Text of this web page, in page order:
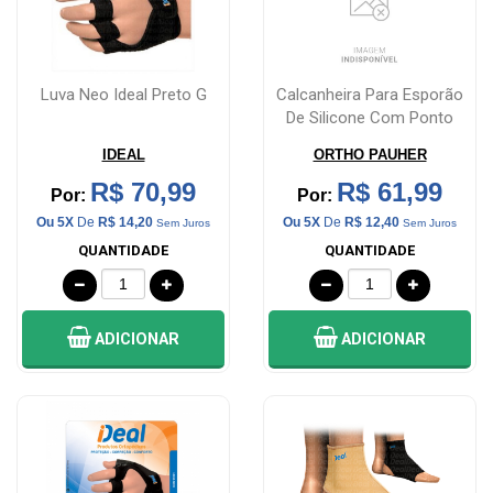
Luva Neo Ideal Preto G
IDEAL
Por: R$ 70,99
Ou 5X De R$ 14,20 Sem Juros
QUANTIDADE
ADICIONAR
Calcanheira Para Esporão
De Silicone Com Ponto
ORTHO PAUHER
Por: R$ 61,99
Ou 5X De R$ 12,40 Sem Juros
QUANTIDADE
ADICIONAR